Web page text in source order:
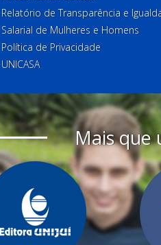
Relatório de Transparência e
Salarial de Mulheres e Homens
Política de Privacidade
UNICASA
Mais que